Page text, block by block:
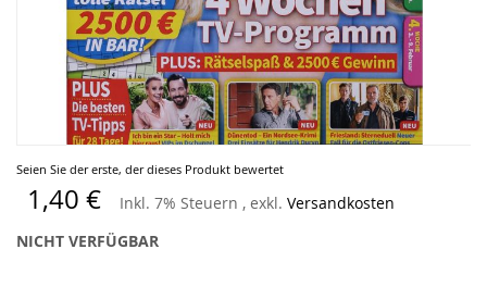
Seien Sie der erste, der dieses Produkt bewertet
1,40 € Inkl. 7% Steuern , exkl. Versandkosten
NICHT VERFÜGBAR
Zum
Anfang
der
Bildergalerie
springen